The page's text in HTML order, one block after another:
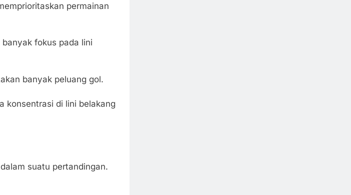
permainan
fokus pada lini
banyak peluang gol.
konsentrasi di lini belakang
suatu pertandingan.